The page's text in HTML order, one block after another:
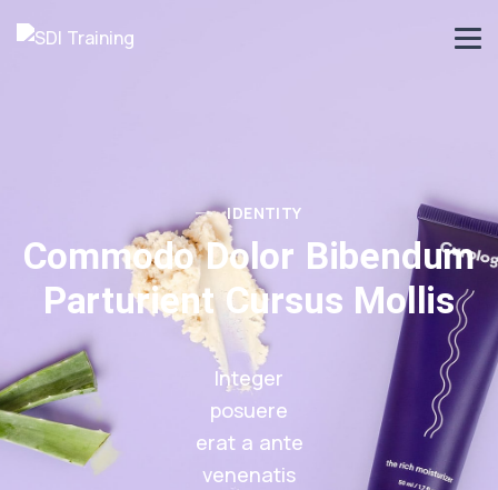
IDENTITY
Commodo Dolor Bibendum
Parturient Cursus Mollis
Integer
posuere
erat a ante
venenatis